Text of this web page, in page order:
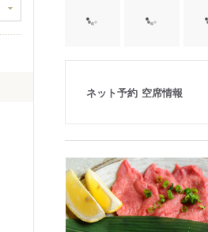
ネット予約 空席情報